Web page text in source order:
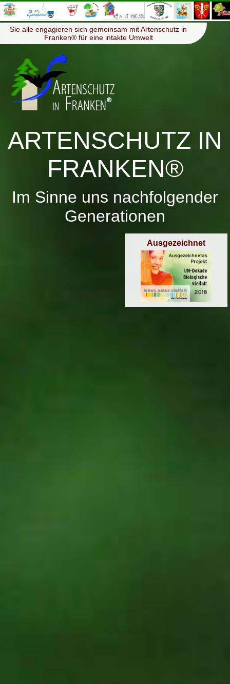
Menü ≡
Sie alle engagieren sich gemeinsam mit Artenschutz in
Franken® für eine intakte Umwelt
ARTENSCHUTZ IN
FRANKEN®
Im Sinne uns nachfolgender
Generationen
Ausgezeichnet